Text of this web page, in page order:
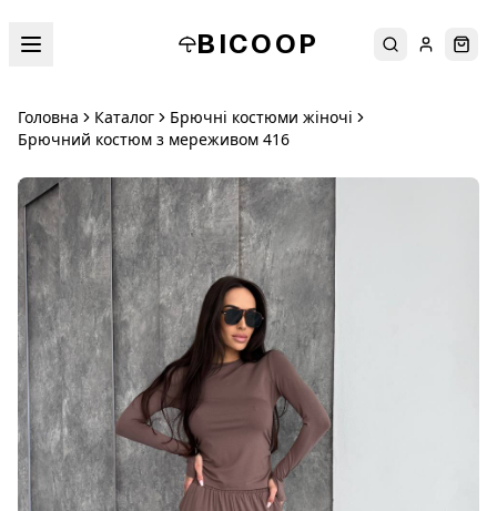
BICOOP ПошукУвійти
Головна Каталог
Брючні костюми жіночі
Брючний костюм з мереживом 416